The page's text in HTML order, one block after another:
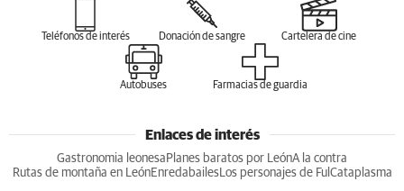
Teléfonos de interés Donación de sangre Cartelera de cine
Autobuses Farmacias de guardia
Enlaces de interés
Gastronomia leonesa Planes baratos por LeónA la contra
Rutas de montaña en LeónEnredabailesLos personajes de Ful Cataplasma